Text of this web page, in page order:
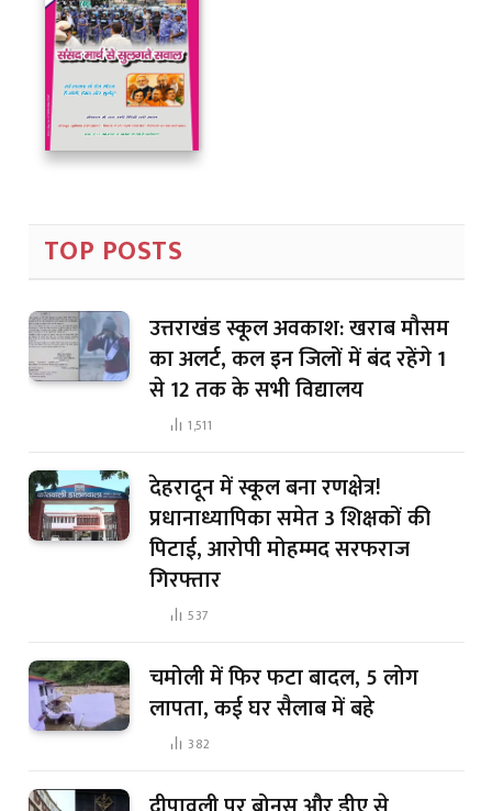
TOP POSTS
उत्तराखंड स्कूल अवकाश: खराब मौसम
का अलर्ट, कल इन जिलों में बंद रहेंगे 1
से 12 तक के सभी विद्यालय
1,511
देहरादून में स्कूल बना रणक्षेत्र!
प्रधानाध्यापिका समेत 3 शिक्षकों की
पिटाई, आरोपी मोहम्मद सरफराज
गिरफ्तार
537
चमोली में फिर फटा बादल, 5 लोग
लापता, कई घर सैलाब में बहे
382